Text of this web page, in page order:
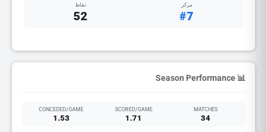
مركز
#7
نقاط
52
📊 Season Performance
MATCHES
34
SCORED/GAME
1.71
CONCEDED/GAME
1.53